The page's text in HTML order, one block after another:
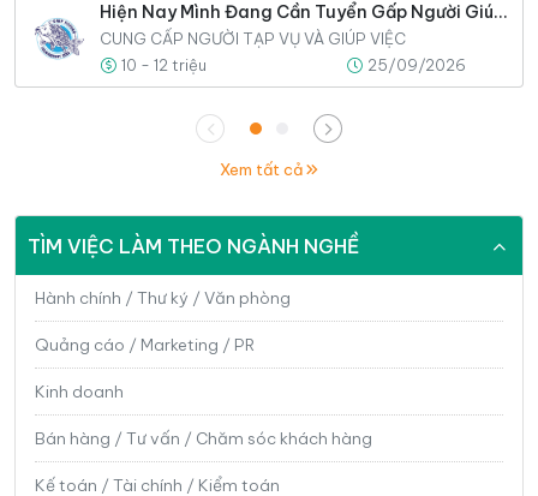
Hiện Nay Mình Đang Cần Tuyển Gấp Người Giúp Việc Cho Gia Đình
CUNG CẤP NGƯỜI TẠP VỤ VÀ GIÚP VIỆC
10 - 12 triệu
25/09/2026
Xem tất cả
TÌM VIỆC LÀM THEO NGÀNH NGHỀ
Hành chính / Thư ký / Văn phòng
Quảng cáo / Marketing / PR
Kinh doanh
Bán hàng / Tư vấn / Chăm sóc khách hàng
Kế toán / Tài chính / Kiểm toán